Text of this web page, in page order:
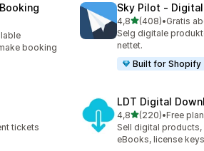
booking
Sky Pilot ‑
4,8av 5 stjerner
(408)
Totalt 408 omtaler
•
Selg digitale
nettet.
Built for Shopify
tickets
LDT Digital
4,8av 5 stjerner
(220)
Totalt 220 omtaler
•Free
Sell digital products,
eBooks, license